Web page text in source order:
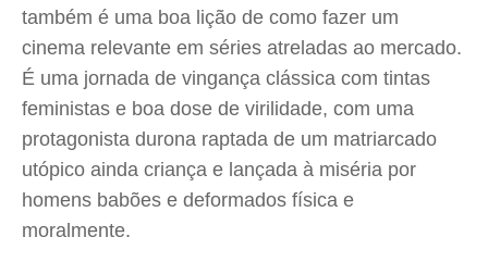
também é uma boa lição de como fazer um
cinema relevante em séries atreladas ao mercado.
É uma jornada de vingança clássica com tintas
feministas e boa dose de virilidade, com uma
protagonista durona raptada de um matriarcado
utópico ainda criança e lançada à miséria por
homens babões e deformados física e
moralmente.